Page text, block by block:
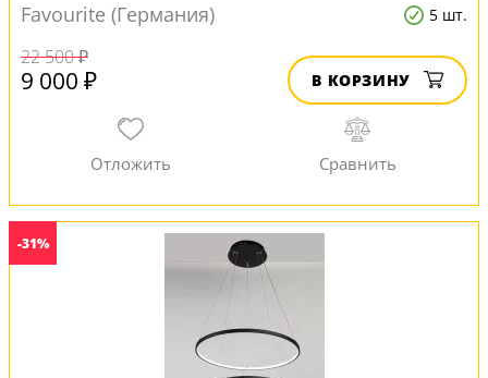
Favourite (Германия)
5 шт.
22 500 ₽
9 000 ₽ В КОРЗИНУ
-31%